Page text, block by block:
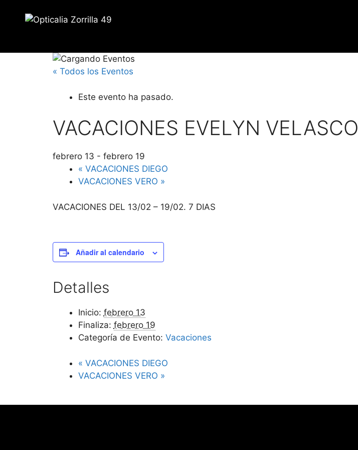
« Todos los Eventos
Este evento ha pasado.
VACACIONES EVELYN VELASCO
febrero 13 - febrero 19
« VACACIONES DIEGO
VACACIONES VERO »
VACACIONES DEL 13/02 – 19/02. 7 DIAS
Añadir al calendario
Detalles
Inicio: febrero 13
Finaliza: febrero 19
Categoría de Evento: Vacaciones
« VACACIONES DIEGO
VACACIONES VERO »